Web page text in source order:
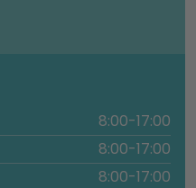
8:00-17:00
8:00-17:00
8:00-17:00